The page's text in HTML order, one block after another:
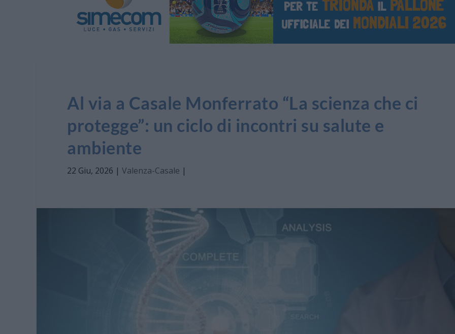
Al via a Casale Monferrato “La scienza che ci
protegge”: un ciclo di incontri su salute e
ambiente
22 Giu, 2026 | Valenza-Casale |